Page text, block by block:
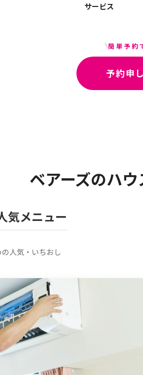
サービス
簡単予約
予約申
ベアーズのハ
気メニュー
人気・いちおし